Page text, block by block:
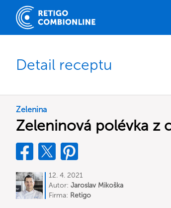
Detail receptu
Zelenina
Zeleninová polévka z
12. 4. 2021
Autor: Jaroslav Mikoška
Firma: Retigo